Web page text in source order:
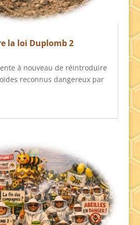
la loi Duplomb 2
à nouveau de réintroduire
reconnus dangereux par